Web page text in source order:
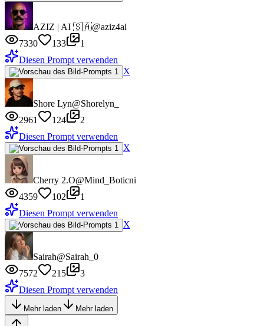
AZIZ | AI 🇸🇦@aziz4ai
7330
133
1
Diesen Prompt verwenden
X
Shore Lyn@Shorelyn_
2961
124
2
Diesen Prompt verwenden
X
Cherry 2.O@Mind_Boticni
4359
102
1
Diesen Prompt verwenden
X
Sairah@Sairah_0
7572
215
3
Diesen Prompt verwenden
Mehr laden Mehr laden